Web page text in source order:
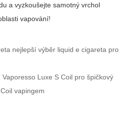
a vyzkoušejte samotný vrchol
vapování!
nejlepší výběr liquid e cigareta pro
Luxe S Coil pro špičkový
vapingem